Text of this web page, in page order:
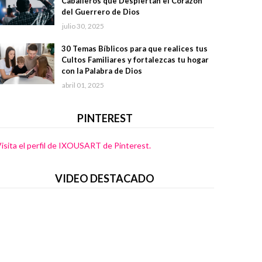
del Guerrero de Dios
julio 30, 2025
30 Temas Bíblicos para que realices tus
Cultos Familiares y fortalezcas tu hogar
con la Palabra de Dios
abril 01, 2025
PINTEREST
el perfil de IXOUSART de Pinterest.
VIDEO DESTACADO